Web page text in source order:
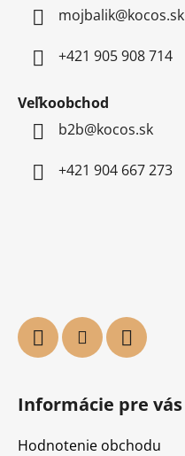
mojbalik@kocos.sk
+421 905 908 714
Veľkoobchod
b2b@kocos.sk
+421 904 667 273
Informácie pre vás
Hodnotenie obchodu